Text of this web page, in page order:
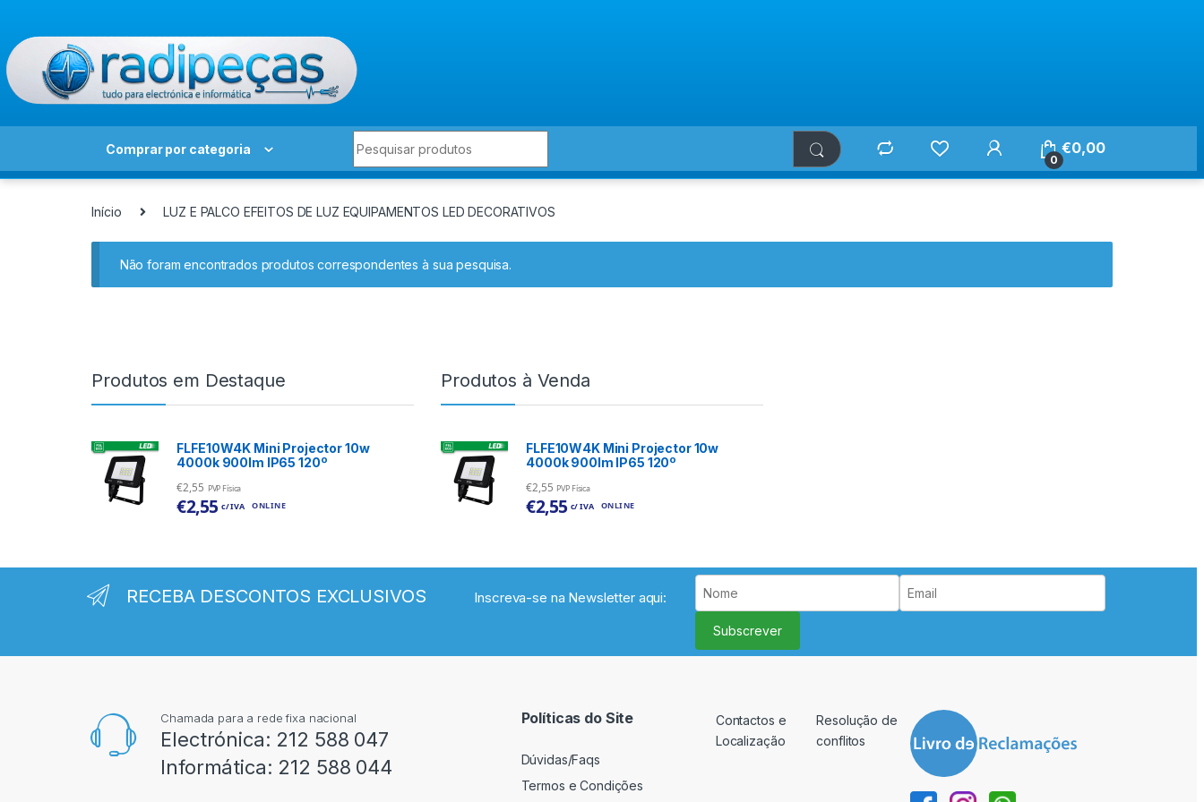
Comprar por categoria
0
€0,00
Início LUZ E PALCO EFEITOS DE LUZ EQUIPAMENTOS LED DECORATIVOS
Não foram encontrados produtos correspondentes à sua pesquisa.
Produtos em Destaque
FLFE10W4K Mini Projector 10w
4000k 900lm IP65 120º
€2,55 PVP Física
€2,55 c/ IVA ONLINE
Produtos à Venda
FLFE10W4K Mini Projector 10w
4000k 900lm IP65 120º
€2,55 PVP Física
€2,55 c/ IVA ONLINE
RECEBA DESCONTOS EXCLUSIVOS Inscreva-se na Newsletter aqui:
Subscrever
Chamada para a rede fixa nacional
Electrónica: 212 588 047
Informática: 212 588 044
Políticas do Site
Dúvidas/Faqs
Termos e Condições
Contactos e
Localização
Resolução de
conflitos